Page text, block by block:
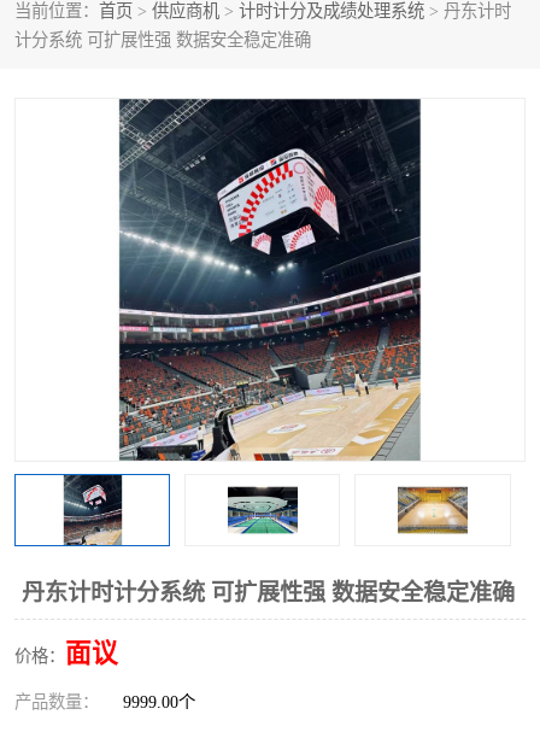
当前位置： 首页 > 供应商机 > 计时计分及成绩处理系统 > 丹东计时
计分系统 可扩展性强 数据安全稳定准确
丹东计时计分系统 可扩展性强 数据安全稳定准确
价格： 面议
产品数量： 9999.00个
体育场馆影像采集回放系 游泳馆水下摄影采集救生